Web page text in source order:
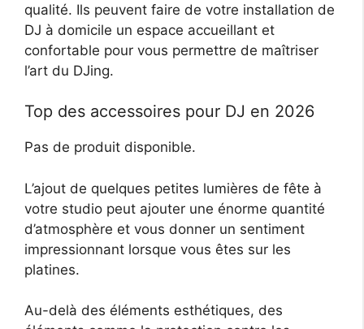
qualité. Ils peuvent faire de votre installation de
DJ à domicile un espace accueillant et
confortable pour vous permettre de maîtriser
l’art du DJing.
Top des accessoires pour DJ en 2026
Pas de produit disponible.
L’ajout de quelques petites lumières de fête à
votre studio peut ajouter une énorme quantité
d’atmosphère et vous donner un sentiment
impressionnant lorsque vous êtes sur les
platines.
Au-delà des éléments esthétiques, des